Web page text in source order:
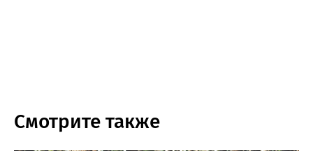
Смотрите также